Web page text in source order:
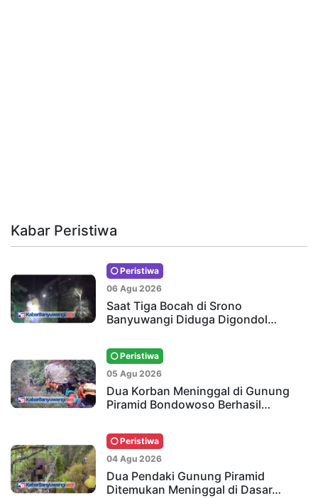
Kabar Peristiwa
Peristiwa
06 Agu 2026
Saat Tiga Bocah di Srono
Banyuwangi Diduga Digondol…
Peristiwa
05 Agu 2026
Dua Korban Meninggal di Gunung
Piramid Bondowoso Berhasil…
Peristiwa
04 Agu 2026
Dua Pendaki Gunung Piramid
Ditemukan Meninggal di Dasar…